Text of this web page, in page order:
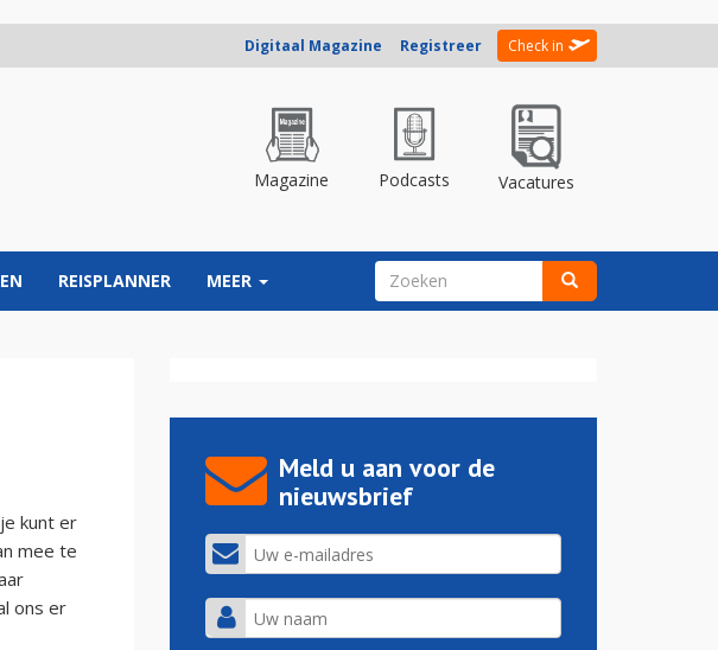
Digitaal Magazine Registreer Check in
Magazine Podcasts Vacatures
REISPLANNER MEER ZOEKVELD
kunt er
mee te
ons er
Meld u aan voor de
nieuwsbrief